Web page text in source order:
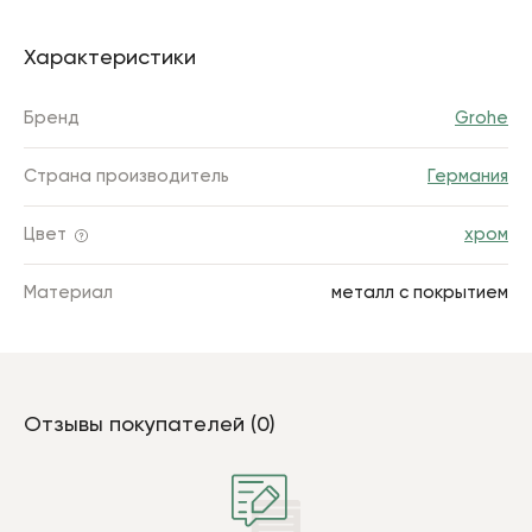
Характеристики
Бренд Grohe
Страна производитель Германия
Цвет хром
Материал металл с покрытием
Отзывы покупателей (0)